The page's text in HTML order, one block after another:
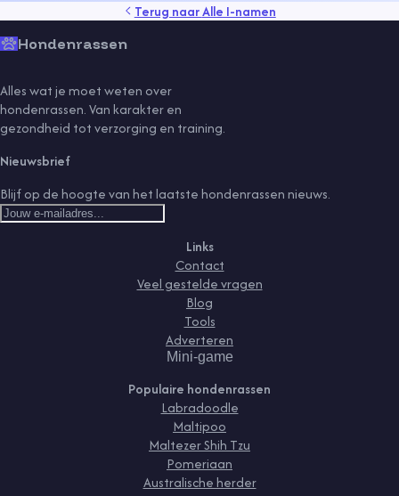
Terug naarAlle I-namen
Hondenrassen
Alles wat je moet weten over
hondenrassen. Van karakter en
gezondheid tot verzorging en training.
Nieuwsbrief
Blijf op de hoogte van het laatste hondenrassen nieuws.
Links
Contact
Veel gestelde vragen
Blog
Tools
Adverteren
Mini-game
Populaire hondenrassen
Labradoodle
Maltipoo
Maltezer Shih Tzu
Pomeriaan
Australische herder